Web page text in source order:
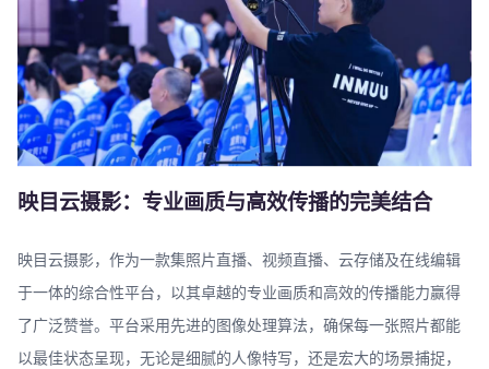
映目云摄影：专业画质与高效传播的完美结合
映目云摄影，作为一款集照片直播、视频直播、云存储及在线编辑
于一体的综合性平台，以其卓越的专业画质和高效的传播能力赢得
了广泛赞誉。平台采用先进的图像处理算法，确保每一张照片都能
以最佳状态呈现，无论是细腻的人像特写，还是宏大的场景捕捉，